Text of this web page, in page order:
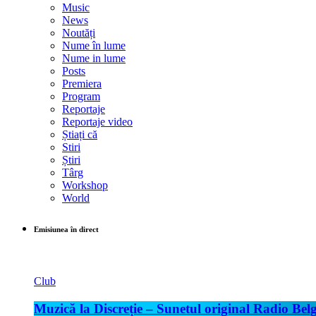
Music
News
Noutăți
Nume în lume
Nume in lume
Posts
Premiera
Program
Reportaje
Reportaje video
Știați că
Stiri
Știri
Târg
Workshop
World
Emisiunea în direct
Club
Muzică la Discreție – Sunetul original Radio